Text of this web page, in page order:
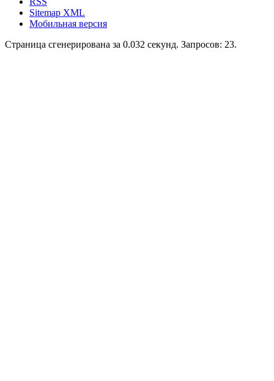
Sitemap XML
Мобильная версия
Страница сгенерирована за 0.032 секунд. Запросов: 23.